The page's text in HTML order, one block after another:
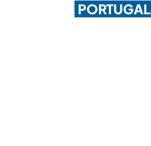
DEMANDER UN DEVIS
PORTUGAL